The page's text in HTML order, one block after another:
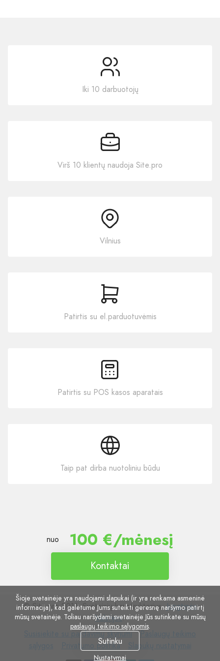
Iki 10 darbuotojų
Virš 10 klientų naudoja Site.pro
Vilnius
Patirtis su el.parduotuvėmis
Patirtis su POS kasos aparatais
Taip pat dirba nuotoliniu būdu
nuo 100 €/mėnesį
Kontaktai
© Site.pro 2011. Svetainių konstruktorius.Jungtinės
Valstijos.
Susisiekite su pardavimų skyriumi
Paslaugų
Paslaugų teikimo
Privatumo politika
Šioje svetainėje yra naudojami slapukai (ir yra renkama asmeninė
informacija), kad galėtume Jums suteikti geresnę naršymo patirtį
mūsų svetainėje. Toliau naršydami svetainėje Jūs sutinkate su mūsų
paslaugų teikimo sąlygomis.
Sutinku
Nustatymai